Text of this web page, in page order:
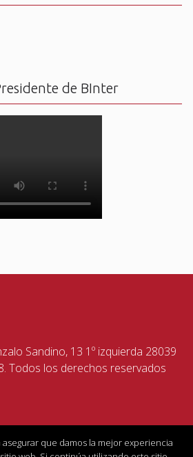
de BInter
Sandino, 13 1º izquierda 28039
Todos los derechos reservados
que damos la mejor experiencia